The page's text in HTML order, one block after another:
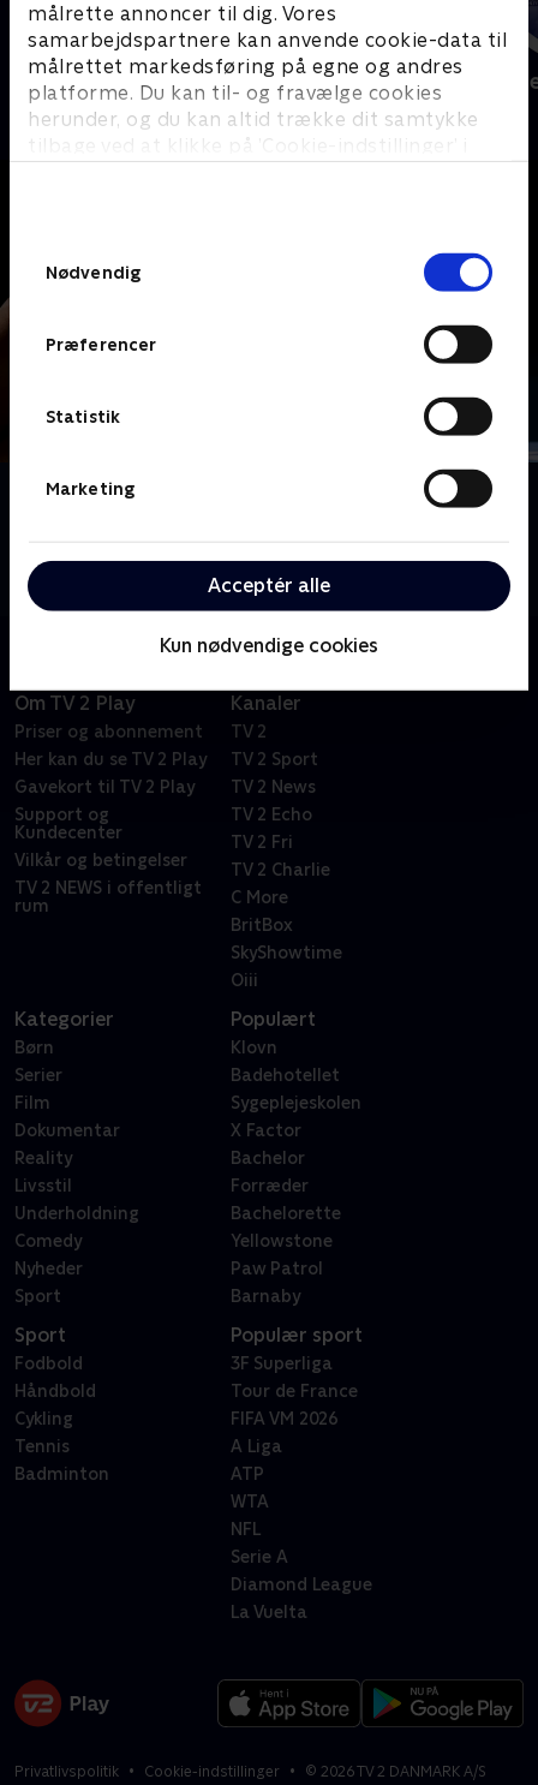
målrette annoncer til dig. Vores
samarbejdspartnere kan anvende cookie-data til
målrettet markedsføring på egne og andres
platforme. Du kan til- og fravælge cookies
herunder, og du kan altid trække dit samtykke
tilbage ved at klikke på ’Cookie-indstillinger’ i
Nødvendig
Præferencer
Statistik
Marketing
Acceptér alle
Kun nødvendige cookies
Sport Fokus
Sport Sport
Om WTA
turneringen.
Om TV 2 Play
Priser og abonnement
Her kan du se TV 2 Play
Gavekort til TV 2 Play
Support og
Kundecenter
Vilkår og betingelser
TV 2 NEWS i offentligt
rum
Kanaler
TV 2
TV 2 Sport
TV 2 News
TV 2 Echo
TV 2 Fri
TV 2 Charlie
C More
BritBox
SkyShowtime
Oiii
Kategorier
Børn
Serier
Film
Dokumentar
Reality
Livsstil
Underholdning
Comedy
Nyheder
Sport
Populært
Klovn
Badehotellet
Sygeplejeskolen
X Factor
Bachelor
Forræder
Bachelorette
Yellowstone
Paw Patrol
Barnaby
Sport
Fodbold
Håndbold
Cykling
Tennis
Badminton
Populær sport
3F Superliga
Tour de France
FIFA VM 2026
A Liga
ATP
WTA
NFL
Serie A
Diamond League
La Vuelta
Privatlivspolitik Cookie-indstillinger © 2026TV 2 DANMARK A/S